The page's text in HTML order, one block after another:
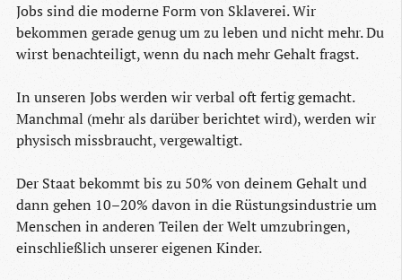
Jobs sind die moderne Form von Sklaverei. Wir
bekommen gerade genug um zu leben und nicht mehr. Du
wirst benachteiligt, wenn du nach mehr Gehalt fragst.
In unseren Jobs werden wir verbal oft fertig gemacht.
Manchmal (mehr als darüber berichtet wird), werden wir
physisch missbraucht, vergewaltigt.
Der Staat bekommt bis zu 50% von deinem Gehalt und
dann gehen 10–20% davon in die Rüstungsindustrie um
Menschen in anderen Teilen der Welt umzubringen,
einschließlich unserer eigenen Kinder.